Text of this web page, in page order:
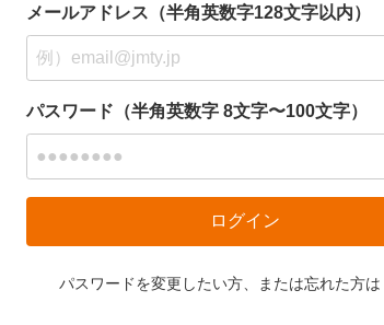
メールアドレス（半角英数字128文字以内）
パスワード（半角英数字 8文字〜100文字）
パスワードを変更したい方、または忘れた方は